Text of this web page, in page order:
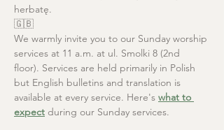
herbatę.
🇬🇧
We warmly invite you to our Sunday worship
services at 11 a.m. at ul. Smolki 8 (2nd
floor). Services are held primarily in Polish
but English bulletins and translation is
available at every service. Here's what to
expect during our Sunday services.